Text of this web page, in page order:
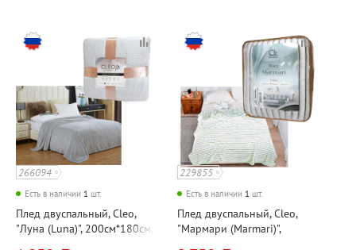
266094
Есть в наличии 1 шт.
Плед двуспальный, Cleo,
"Луна (Luna)", 200см*180см,
229855
Есть в наличии 1 шт.
Плед двуспальный, Cleo,
"Мармари (Marmari)",